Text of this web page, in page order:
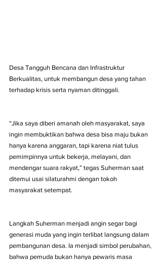
Desa Tangguh Bencana dan Infrastruktur
Berkualitas, untuk membangun desa yang tahan
terhadap krisis serta nyaman ditinggali.
“Jika saya diberi amanah oleh masyarakat, saya
ingin membuktikan bahwa desa bisa maju bukan
hanya karena anggaran, tapi karena niat tulus
pemimpinnya untuk bekerja, melayani, dan
mendengar suara rakyat,” tegas Suherman saat
ditemui usai silaturahmi dengan tokoh
masyarakat setempat.
Langkah Suherman menjadi angin segar bagi
generasi muda yang ingin terlibat langsung dalam
pembangunan desa. Ia menjadi simbol perubahan,
bahwa pemuda bukan hanya pewaris masa